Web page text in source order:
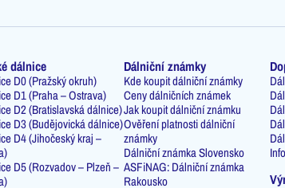
dálnice
D0 (Pražský okruh)
D1 (Praha – Ostrava)
D2 (Bratislavská dálnice)
D3 (Budějovická dálnice)
D4 (Jihočeský kraj –
D5 (Rozvadov – Plzeň –
Dálniční známky
Kde koupit dálniční známky
Ceny dálničních známek
Jak koupit dálniční známku
Ověření platnosti dálniční
známky
Dálniční známka Slovensko
ASFiNAG: Dálniční známka
Rakousko